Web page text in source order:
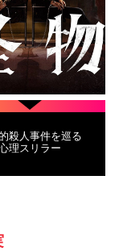
殺人事件を巡る
理スリラー